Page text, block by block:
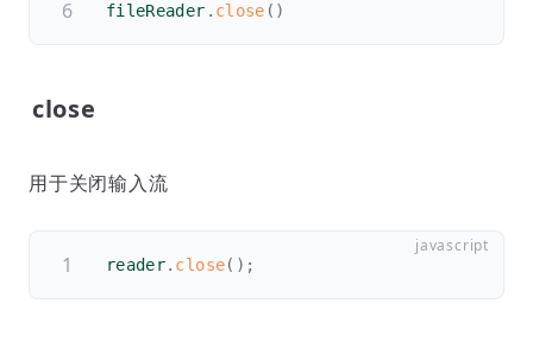
fileReader . close ( )
close
用于关闭输入流
reader. close( ) ;